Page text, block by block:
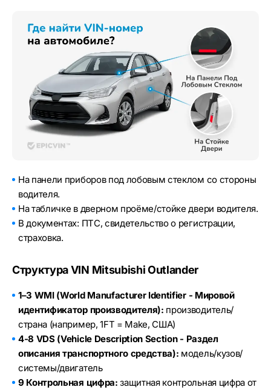
На панели приборов под лобовым стеклом со стороны
водителя.
На табличке в дверном проёме/стойке двери водителя.
В документах: ПТС, свидетельство о регистрации,
страховка.
Структура VIN Mitsubishi Outlander
1–3 WMI (World Manufacturer Identifier - Мировой
идентификатор производителя): производитель/
страна (например, 1FT = Make, США)
4-8 VDS (Vehicle Description Section - Раздел
описания транспортного средства): модель/кузов/
системы/двигатель
9 Контрольная цифра: защитная контрольная цифра от